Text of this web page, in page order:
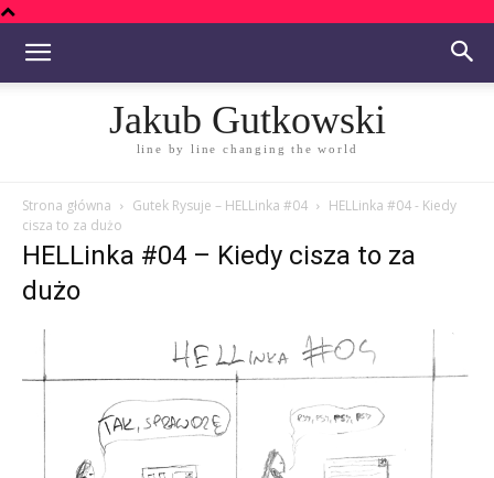
Jakub Gutkowski
line by line changing the world
Strona główna Gutek Rysuje – HELLinka #04
HELLinka #04 - Kiedy
cisza to za dużo
HELLinka #04 – Kiedy cisza to za
dużo